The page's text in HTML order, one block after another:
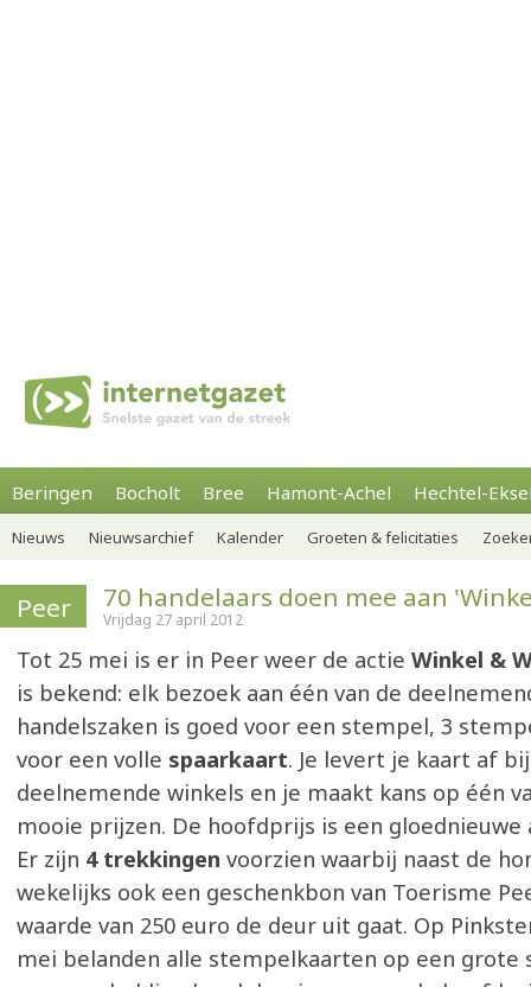
Beringen Bocholt Bree Hamont-Achel Hechtel-
Nieuws Nieuwsarchief Kalender Groeten & felicitaties
Peer 70 handelaars doen mee aan
Vrijdag 27 april 2012
Tot 25 mei is er in Peer weer de actie Winkel &
is bekend: elk bezoek aan één van de
handelszaken is goed voor een stempel, 3
voor een volle spaarkaart. Je levert je kaart af
deelnemende winkels en je maakt kans op één
mooie prijzen. De hoofdprijs is een gloednieuwe
Er zijn 4 trekkingen voorzien waarbij naast de
wekelijks ook een geschenkbon van Toerisme
waarde van 250 euro de deur uit gaat. Op
mei belanden alle stempelkaarten op een grote